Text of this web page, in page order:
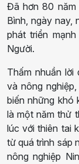
Đã hơn 80 năm
Bình, ngày nay,
phát triển
Người.
Thấm nhuần
và nông
biến những khó
là một năm thử
lúc với thiên tai
từ quá trình sáp
nông nghiệp